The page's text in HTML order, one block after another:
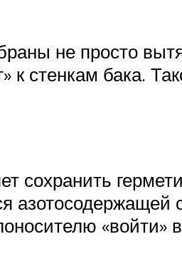
не просто
стенкам бака.
«войти»